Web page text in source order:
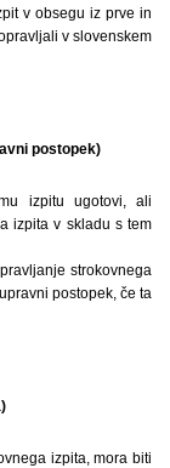
v obsegu iz prve in
v slovenskem
postopek)
izpitu ugotovi, ali
izpita v skladu s tem
strokovnega
postopek, če ta
izpita, mora biti